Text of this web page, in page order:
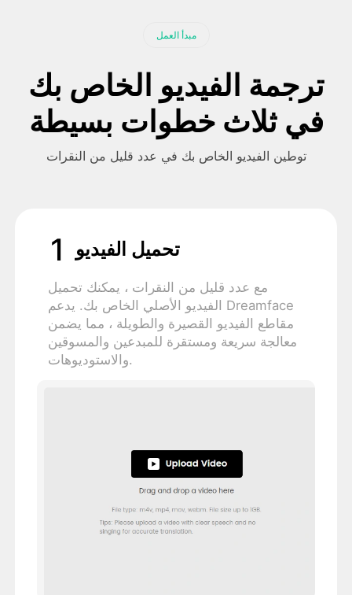
مبدأ العمل
ترجمة الفيديو الخاص بك
في ثلاث خطوات بسيطة
توطين الفيديو الخاص بك في عدد قليل من النقرات
1 تحميل الفيديو
مع عدد قليل من النقرات ، يمكنك تحميل
الفيديو الأصلي الخاص بك. يدعم Dreamface
مقاطع الفيديو القصيرة والطويلة ، مما يضمن
معالجة سريعة ومستقرة للمبدعين والمسوقين
والاستوديوهات.